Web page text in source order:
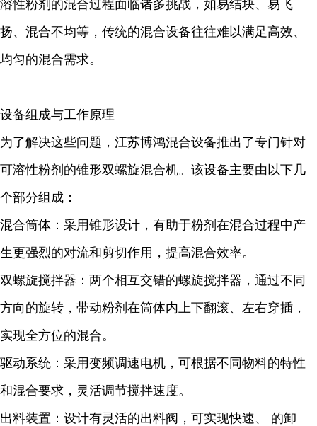
溶性粉剂的混合过程面临诸多挑战，如易结块、易飞
扬、混合不均等，传统的混合设备往往难以满足高效、
均匀的混合需求。
设备组成与工作原理
为了解决这些问题，江苏博鸿混合设备推出了专门针对
可溶性粉剂的锥形双螺旋混合机。该设备主要由以下几
个部分组成：
混合筒体：采用锥形设计，有助于粉剂在混合过程中产
生更强烈的对流和剪切作用，提高混合效率。
双螺旋搅拌器：两个相互交错的螺旋搅拌器，通过不同
方向的旋转，带动粉剂在筒体内上下翻滚、左右穿插，
实现全方位的混合。
驱动系统：采用变频调速电机，可根据不同物料的特性
和混合要求，灵活调节搅拌速度。
出料装置：设计有灵活的出料阀，可实现快速、 的卸